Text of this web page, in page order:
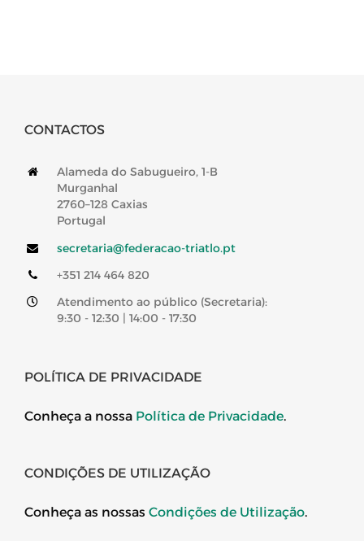
CONTACTOS
Alameda do Sabugueiro, 1-B
Murganhal
2760–128 Caxias
Portugal
secretaria@federacao-triatlo.pt
+351 214 464 820
Atendimento ao público (Secretaria):
9:30 - 12:30 | 14:00 - 17:30
POLÍTICA DE PRIVACIDADE
Conheça a nossa Política de Privacidade.
CONDIÇÕES DE UTILIZAÇÃO
Conheça as nossas Condições de Utilização.